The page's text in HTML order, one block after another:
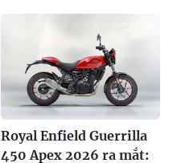
Royal Enfield Guerrilla
450 Apex 2026 ra mắt: